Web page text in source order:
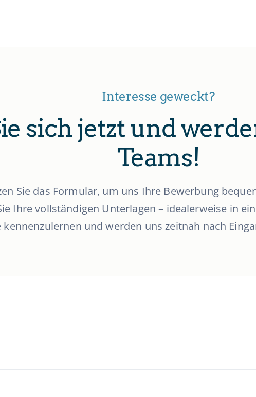
Interesse geweckt?
sich jetzt und
Teams!
Sie das Formular, um uns Ihre Bewerbung
Ihre vollständigen Unterlagen – idealerweise in
und werden uns zeitnah nach